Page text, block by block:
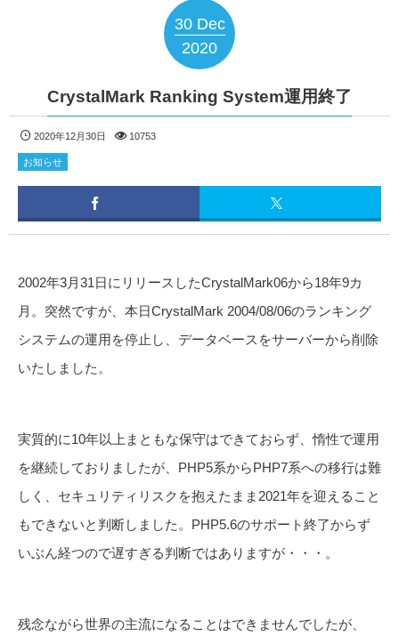
30 Dec
2020
CrystalMark Ranking System運用終了
2020年12月30日 10753
お知らせ
2002年3月31日にリリースしたCrystalMark06から18年9カ
月。突然ですが、本日CrystalMark 2004/08/06のランキング
システムの運用を停止し、データベースをサーバーから削除
いたしました。
実質的に10年以上まともな保守はできておらず、惰性で運用
を継続しておりましたが、PHP5系からPHP7系への移行は難
しく、セキュリティリスクを抱えたまま2021年を迎えること
もできないと判断しました。PHP5.6のサポート終了からず
いぶん経つので遅すぎる判断ではありますが・・・。
残念ながら世界の主流になることはできませんでしたが、